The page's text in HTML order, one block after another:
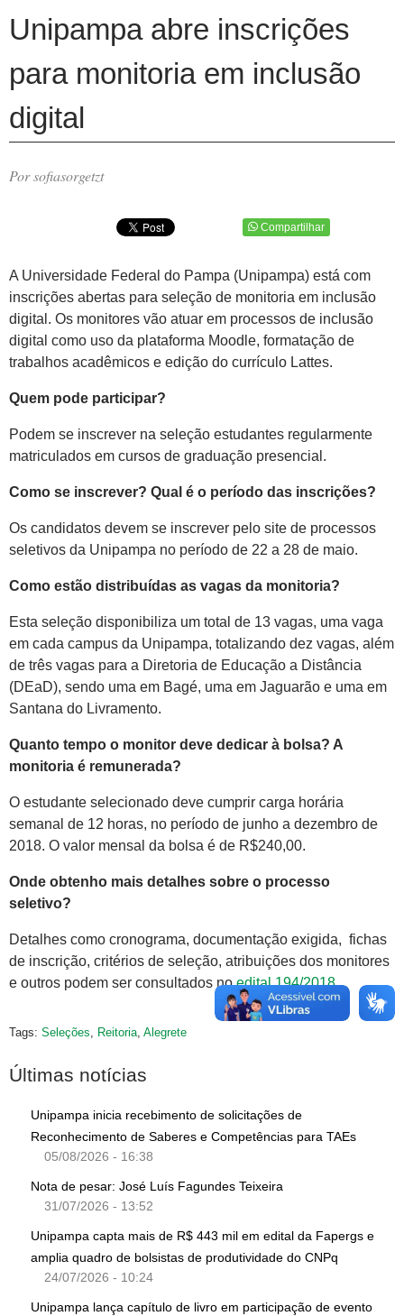
Unipampa abre inscrições
para monitoria em inclusão
digital
Por sofiasorgetzt
Compartilhar
A Universidade Federal do Pampa (Unipampa) está com
inscrições abertas para seleção de monitoria em inclusão
digital. Os monitores vão atuar em processos de inclusão
digital como uso da plataforma Moodle, formatação de
trabalhos acadêmicos e edição do currículo Lattes.
Quem pode participar?
Podem se inscrever na seleção estudantes regularmente
matriculados em cursos de graduação presencial.
Como se inscrever? Qual é o período das inscrições?
Os candidatos devem se inscrever pelo site de processos
seletivos da Unipampa no período de 22 a 28 de maio.
Como estão distribuídas as vagas da monitoria?
Esta seleção disponibiliza um total de 13 vagas, uma vaga
em cada campus da Unipampa, totalizando dez vagas, além
de três vagas para a Diretoria de Educação a Distância
(DEaD), sendo uma em Bagé, uma em Jaguarão e uma em
Santana do Livramento.
Quanto tempo o monitor deve dedicar à bolsa? A
monitoria é remunerada?
O estudante selecionado deve cumprir carga horária
semanal de 12 horas, no período de junho a dezembro de
2018. O valor mensal da bolsa é de R$240,00.
Onde obtenho mais detalhes sobre o processo
seletivo?
Detalhes como cronograma, documentação exigida, fichas
de inscrição, critérios de seleção, atribuições dos monitores
e outros podem ser consultados noedital 194/2018.
Tags: Seleções, Reitoria, Alegrete
Últimas notícias
Unipampa inicia recebimento de solicitações de
Reconhecimento de Saberes e Competências para TAEs
05/08/2026 - 16:38
Nota de pesar: José Luís Fagundes Teixeira
31/07/2026 - 13:52
Unipampa capta mais de R$ 443 mil em edital da Fapergs e
amplia quadro de bolsistas de produtividade do CNPq
24/07/2026 - 10:24
Unipampa lança capítulo de livro em participação de evento